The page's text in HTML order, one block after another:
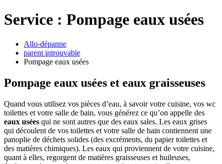
Service : Pompage eaux usées
Allo-dépanne
parent introuvable
Pompage eaux usées
Pompage eaux usées et eaux graisseuses
Quand vous utilisez vos pièces d’eau, à savoir votre cuisine, vos wc
toilettes et votre salle de bain, vous générez ce qu’on appelle des
eaux usées qui ne sont autres que des eaux sales. Les eaux grises
qui découlent de vos toilettes et votre salle de bain contiennent une
panoplie de déchets solides (des excréments, du papier toilettes et
des matières chimiques). Les eaux qui proviennent de votre cuisine,
quant à elles, regorgent de matières graisseuses et huileuses,